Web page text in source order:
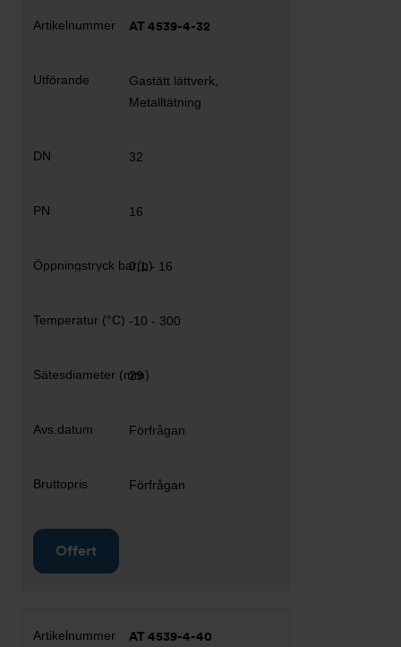
AT 4539-4-32
Gastätt lättverk,
Metalltätning
32
16
0,1 - 16
-10 - 300
29
Förfrågan
Förfrågan
Offert
AT 4539-4-40